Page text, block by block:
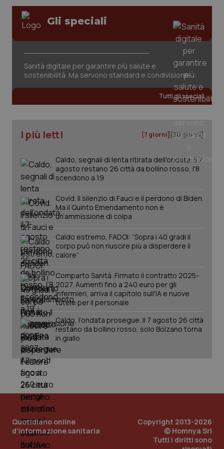
Salute orale & impianti
Tiroide
Tumore al seno
Tumori del Polmone & Testa Collo
Tumori gastrointestinali
Ulcera & Reflusso
Vaccini
Gli speciali
Sanità digitale per garantire più salute e
sostenibilità. Ma servono standard e condivisione
Tutti gli speciali
I più letti [7 giorni] [30 giorni]
Caldo, segnali di lenta ritirata dell'ondata: il 7
agosto restano 26 città da bollino rosso, l'8
scendono a 19
Covid. Il silenzio di Fauci e il perdono di Biden.
Ma il Quinto Emendamento non è
un’ammissione di colpa
Caldo estremo, FADOI: “Sopra i 40 gradi il
corpo può non riuscire più a disperdere il
calore”
Comparto Sanità. Firmato il contratto 2025-
2027. Aumenti fino a 240 euro per gli
infermieri, arriva il capitolo sull'IA e nuove
tutele per il personale
Caldo, l’ondata prosegue. Il 7 agosto 26 città
restano da bollino rosso, solo Bolzano torna
in giallo
Quotidiano online
d'informazione sanitaria
Copyright 2013-2026
© Homnya Srl
Tutti i diritti sono
CookieScriptConsent
tracking-sites-ironfish-
tracking-enable
tracking-sites-ironfish-
session-id
_ga
.quotidianosanita.it
mese